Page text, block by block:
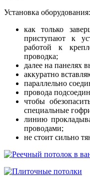
Установка оборудования:
как только
приступают к
работой к
проводка;
далее на панелях
аккуратно
параллельно
провода
чтобы
специальные
линию
проводами;
не стоит сильно